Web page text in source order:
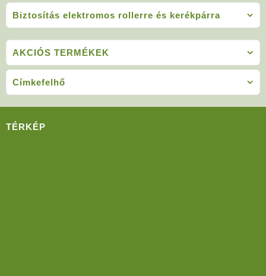
Biztosítás elektromos rollerre és kerékpárra
AKCIÓS TERMÉKEK
Címkefelhő
TÉRKÉP